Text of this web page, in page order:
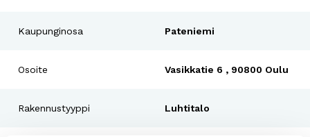
Kaupunginosa Pateniemi
Osoite Vasikkatie 6 , 90800 Oulu
Rakennustyyppi Luhtitalo